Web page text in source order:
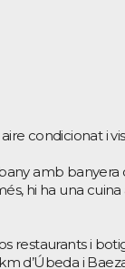
condicionat i
amb banyera
hi ha una
restaurants i
d’Úbeda i